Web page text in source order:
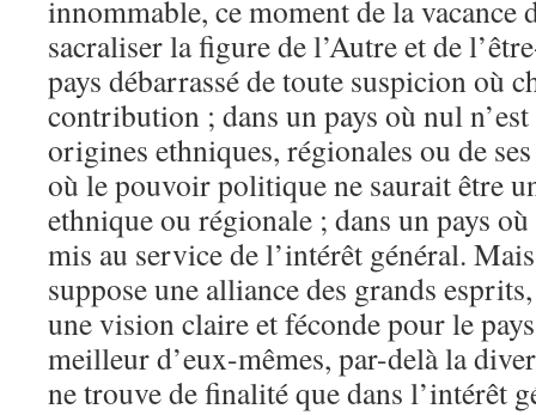
innommable, ce moment de la
sacraliser la figure de l’Autre et de
pays débarrassé de toute suspicion où
contribution ; dans un pays où nul n’est
origines ethniques, régionales ou de
où le pouvoir politique ne saurait être
ethnique ou régionale ; dans un pays
mis au service de l’intérêt général.
suppose une alliance des grands
une vision claire et féconde pour le
meilleur d’eux-mêmes, par-delà la
ne trouve de finalité que dans l’intérêt